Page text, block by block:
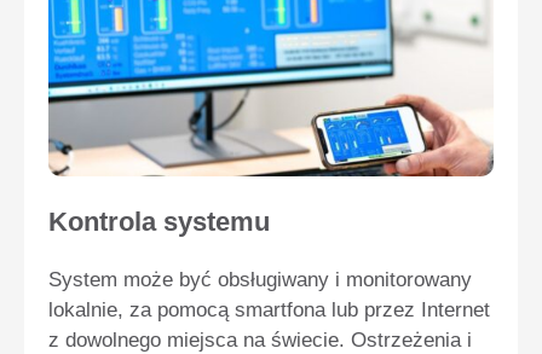
Kontrola systemu
System może być obsługiwany i monitorowany
lokalnie, za pomocą smartfona lub przez Internet
z dowolnego miejsca na świecie. Ostrzeżenia i